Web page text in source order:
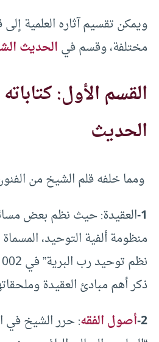
ويمكن تقسيم آثاره العلمية
مختلفة، وقسم فيالحديث
القسم الأول:
الحديث
ومما خلفه قلم الشيخ من الفنون
1- العقيدة: حيث نظم بعض
منظومة ألفية التوحيد، المسماة
ذكر أهم مبادئ العقيدة
2-أصول الفقه: حرر الشيخ في